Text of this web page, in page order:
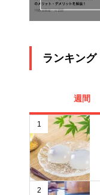
ランキング
週間
1
2